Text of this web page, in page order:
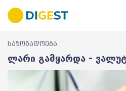
საზოგადოება
ლარი გამყარდა -